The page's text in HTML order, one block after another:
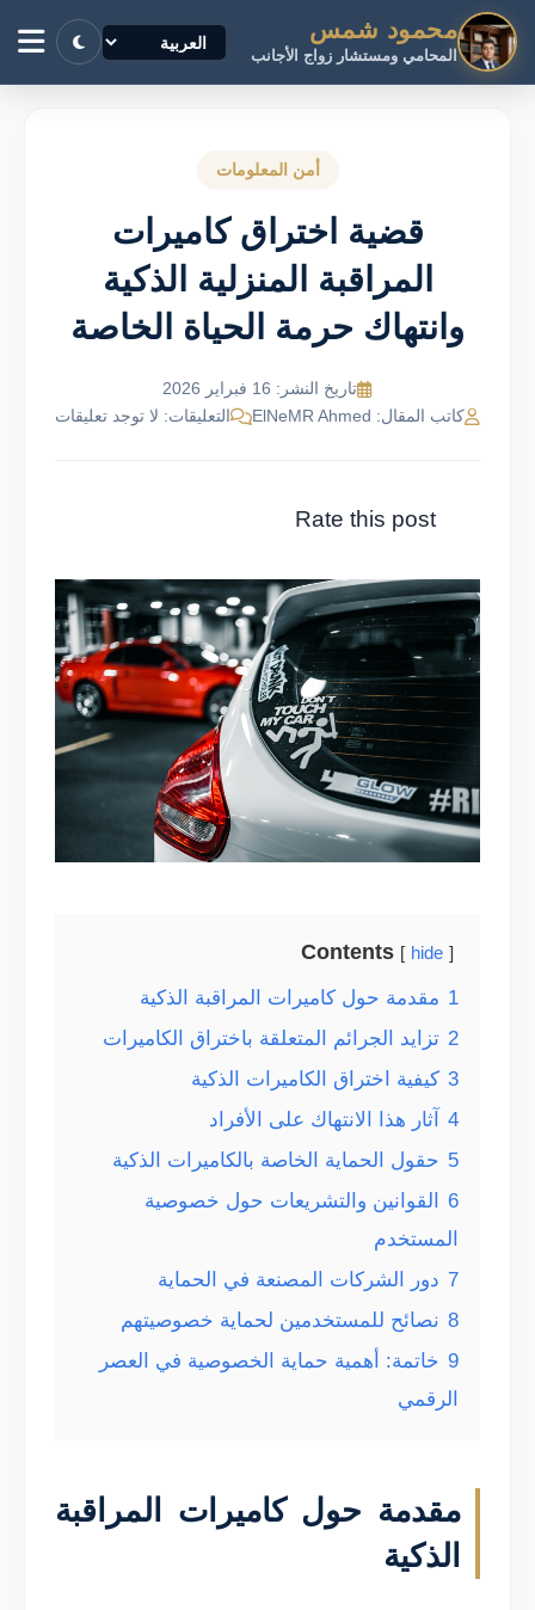
محمود شمس
المحامي ومستشار زواج الأجانب
أمن المعلومات
قضية اختراق كاميرات
المراقبة المنزلية الذكية
وانتهاك حرمة الحياة الخاصة
تاريخ النشر: 16 فبراير 2026
كاتب المقال: ElNeMR Ahmed
التعليقات: لا توجد تعليقات
Rate this post
Contents hide
1 مقدمة حول كاميرات المراقبة الذكية
2 تزايد الجرائم المتعلقة باختراق الكاميرات
3 كيفية اختراق الكاميرات الذكية
4
آثار هذا الانتهاك على الأفراد
5 حقول الحماية الخاصة بالكاميرات الذكية
6
القوانين والتشريعات حول خصوصية
المستخدم
7 دور الشركات المصنعة في الحماية
8 نصائح للمستخدمين لحماية خصوصيتهم
9 خاتمة: أهمية حماية الخصوصية في العصر
الرقمي
مقدمة حول كاميرات المراقبة
الذكية